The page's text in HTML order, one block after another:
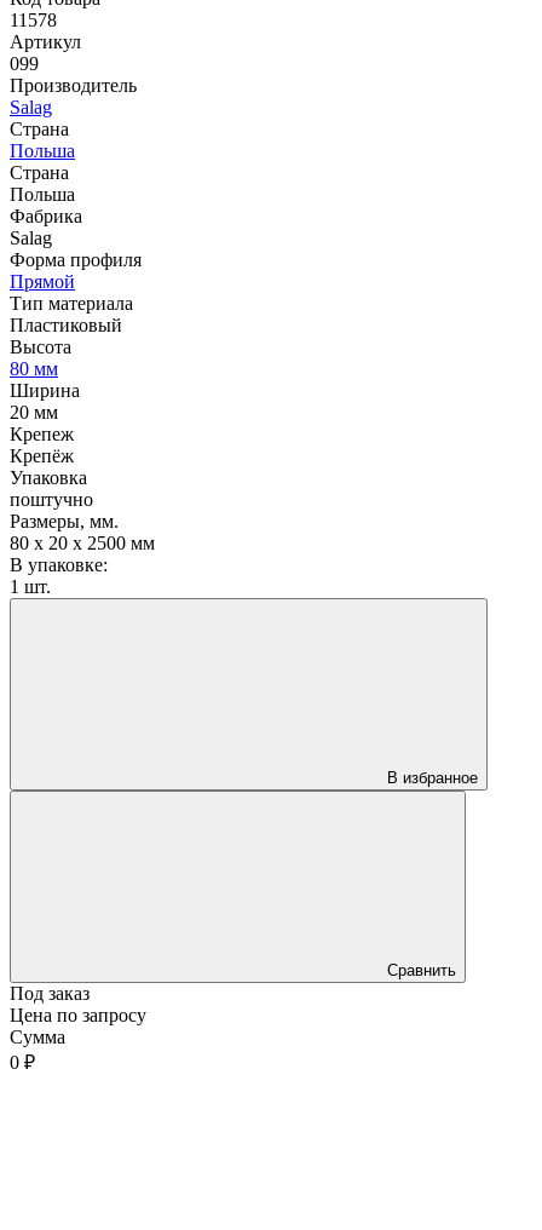
11578
Артикул
099
Производитель
Salag
Страна
Польша
Страна
Польша
Фабрика
Salag
Форма профиля
Прямой
Тип материала
Пластиковый
Высота
80 мм
Ширина
20 мм
Крепеж
Крепёж
Упаковка
поштучно
Размеры, мм.
80 х 20 х 2500 мм
В упаковке:
1 шт.
В избранное
Сравнить
Под заказ
Цена по запросу
Сумма
0 ₽